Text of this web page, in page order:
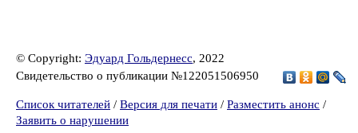
© Copyright: Эдуард Гольдернесс, 2022
Свидетельство о публикации №122051506950
Список читателей / Версия для печати / Разместить анонс /
Заявить о нарушении